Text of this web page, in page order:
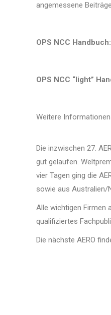
angemessene
OPS NCC
OPS NCC “light”
Weitere
Die inzwischen 27.
gut gelaufen.
vier Tagen ging die
sowie aus Australien/
Alle wichtigen Firmen
qualifiziertes
Die nächste AERO